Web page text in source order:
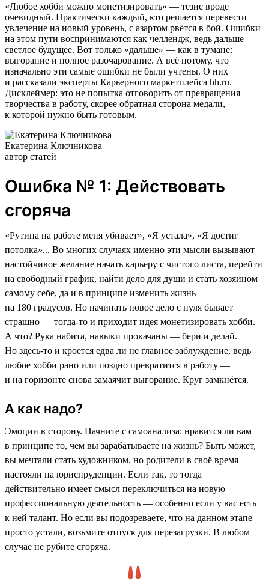
«Любое хобби можно монетизировать» — тезис вроде
очевидный. Практически каждый, кто решается перевести
увлечение на новый уровень, с азартом рвётся в бой. Ошибки
на этом пути воспринимаются как челлендж, ведь дальше —
светлое будущее. Вот только «дальше» — как в тумане:
выгорание и полное разочарование. А всё потому, что
изначально эти самые ошибки не были учтены. О них
и рассказали эксперты Карьерного маркетплейса hh.ru.
Дисклеймер: это не попытка отговорить от превращения
творчества в работу, скорее обратная сторона медали,
к которой нужно быть готовым.
Екатерина Ключникова
автор статей
Ошибка № 1: Действовать
сгоряча
«Рутина на работе меня убивает», «Я устала», «Я достиг
потолка»... Во многих случаях именно эти мысли вызывают
настойчивое желание начать карьеру с чистого листа, перейти
на свободный график, найти дело для души и стать хозяином
самому себе, да и в принципе изменить жизнь
на 180 градусов. Но начинать новое дело с нуля бывает
страшно — тогда-то и приходит идея монетизировать хобби.
А что? Рука набита, навыки прокачаны — бери и делай.
Но здесь-то и кроется едва ли не главное заблуждение, ведь
любое хобби рано или поздно превратится в работу —
и на горизонте снова замаячит выгорание. Круг замкнётся.
А как надо?
Эмоции в сторону. Начните с самоанализа: нравится ли вам
в принципе то, чем вы зарабатываете на жизнь? Быть может,
вы мечтали стать художником, но родители в своё время
настояли на юриспруденции. Если так, то тогда
действительно имеет смысл переключиться на новую
профессиональную деятельность — особенно если у вас есть
к ней талант. Но если вы подозреваете, что на данном этапе
просто устали, возьмите отпуск для перезагрузки. В любом
случае не рубите сгоряча.